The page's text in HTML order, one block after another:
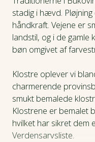
Prisinfo
Dagsprogram
Hotel
Praktiske
stadig i hævd.
håndkraft. Vejene er
landstil, og i de gamle
bøn omgivet af
Klostre oplever vi
charmerende
smukt bemalede
Klostrene er bemalet
hvilket har sikret dem
Verdensarvsliste.